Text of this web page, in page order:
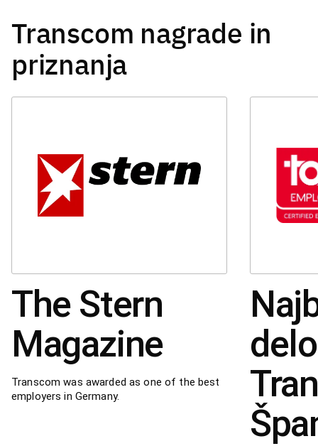
Transcom nagrade in
priznanja
The Stern
Magazine
Transcom was awarded as one of the best
employers in Germany.